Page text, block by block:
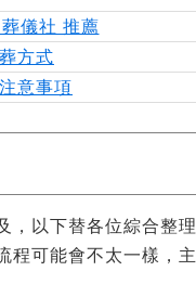
儀社 推薦
方式
意事項
，以下替各位綜合整理
程可能會不太一樣，主